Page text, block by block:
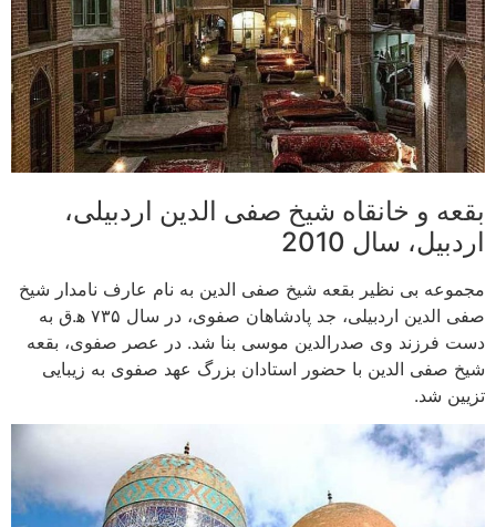
بقعه و خانقاه شیخ صفی الدین اردبیلی،
اردبیل، سال 2010
مجموعه بی نظیر بقعه شیخ صفی الدین به نام عارف نامدار شیخ
صفی الدین اردبیلی، جد پادشاهان صفوی، در سال ۷۳۵ ه‍.ق به
دست فرزند وی صدرالدین موسی بنا شد. در عصر صفوی، بقعه
شیخ صفی الدین با حضور استادان بزرگ عهد صفوی به زیبایی
تزیین شد.